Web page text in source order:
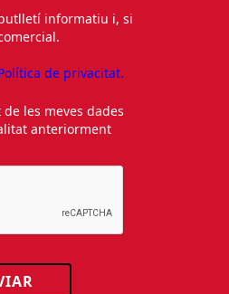
informatiu i, si
de privacitat.
les meves dades
anteriorment